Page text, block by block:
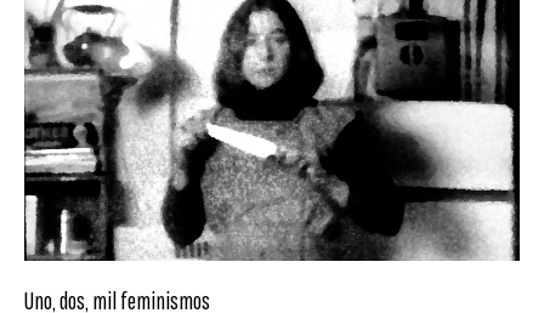
Uno, dos, mil feminismos